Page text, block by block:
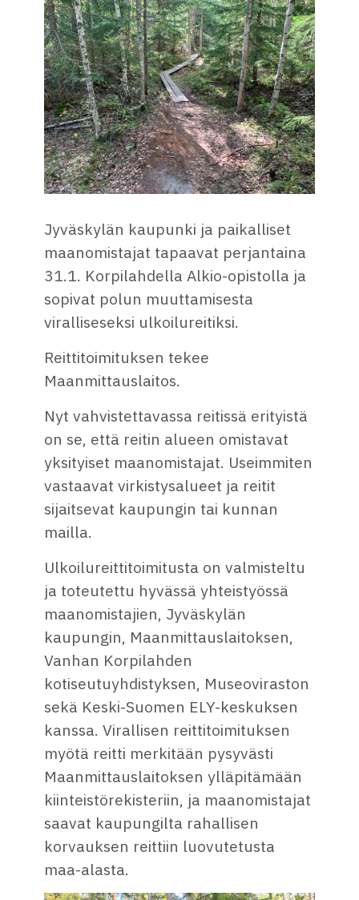
Jyväskylän kaupunki ja paikalliset
maanomistajat tapaavat perjantaina
31.1. Korpilahdella Alkio-opistolla ja
sopivat polun muuttamisesta
viralliseseksi ulkoilureitiksi.
Reittitoimituksen tekee
Maanmittauslaitos.
Nyt vahvistettavassa reitissä erityistä
on se, että reitin alueen omistavat
yksityiset maanomistajat. Useimmiten
vastaavat virkistysalueet ja reitit
sijaitsevat kaupungin tai kunnan
mailla.
Ulkoilureittitoimitusta on valmisteltu
ja toteutettu hyvässä yhteistyössä
maanomistajien, Jyväskylän
kaupungin, Maanmittauslaitoksen,
Vanhan Korpilahden
kotiseutuyhdistyksen, Museoviraston
sekä Keski-Suomen ELY-keskuksen
kanssa. Virallisen reittitoimituksen
myötä reitti merkitään pysyvästi
Maanmittauslaitoksen ylläpitämään
kiinteistörekisteriin, ja maanomistajat
saavat kaupungilta rahallisen
korvauksen reittiin luovutetusta
maa-alasta.